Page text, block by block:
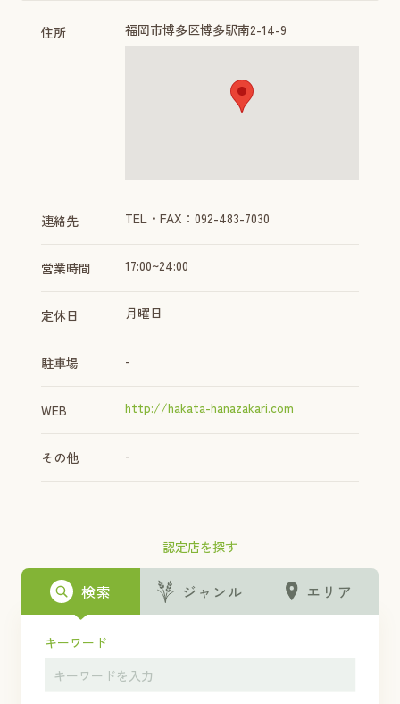
認定店を探す
検索 ジャンル エリア
キーワード
住所 福岡市博多区博多駅南2-14-9
連絡先 TEL・FAX：092-483-7030
営業時間 17:00~24:00
定休日 月曜日
駐車場 -
WEB http://hakata-hanazakari.com
その他 -